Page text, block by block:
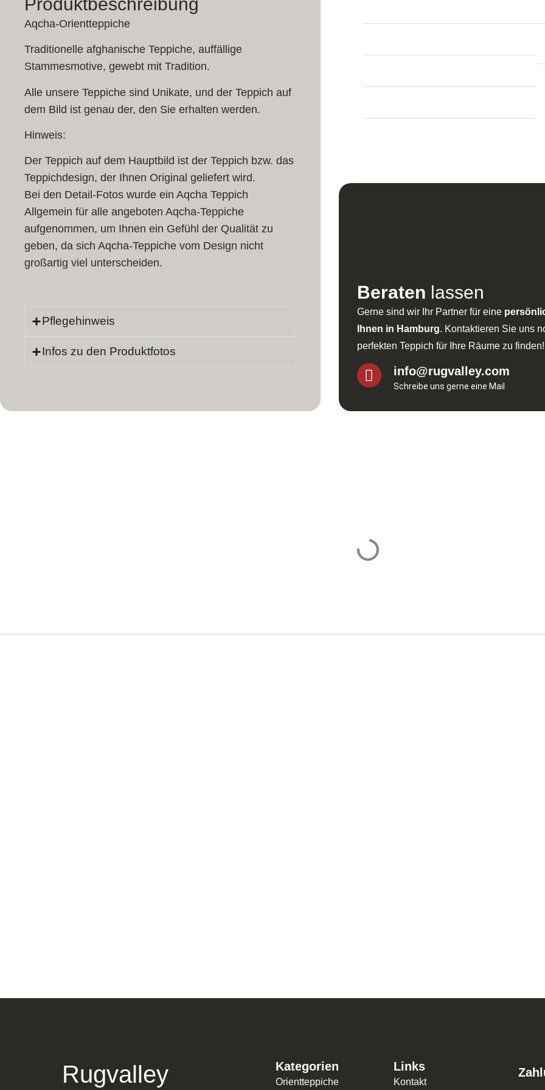
Aqcha-Orientteppiche
Traditionelle afghanische Teppiche, auffällige
Stammesmotive, gewebt mit Tradition.
Alle unsere Teppiche sind Unikate, und der Teppich auf
dem Bild ist genau der, den Sie erhalten werden.
Hinweis:
Der Teppich auf dem Hauptbild ist der Teppich bzw. das
Teppichdesign, der Ihnen Original geliefert wird.
Bei den Detail-Fotos wurde ein Aqcha Teppich
Allgemein für alle angeboten Aqcha-Teppiche
aufgenommen, um Ihnen ein Gefühl der Qualität zu
geben, da sich Aqcha-Teppiche vom Design nicht
großartig viel unterscheiden.
Pflegehinweis
Infos zu den Produktfotos
Länge:188 cm
Breite:102 cm
Dicke:8 mm
Teppich Form:Läufer
Beraten lassen
Gerne sind wir Ihr Partner für eine
Ihnen in Hamburg. Kontaktieren Sie uns
perfekten Teppich für Ihre Räume zu finden!
info@rugvalley.com
Schreibe uns gerne eine Mail
Rugvalley Kategorien
Orientteppiche
Links
Kontakt